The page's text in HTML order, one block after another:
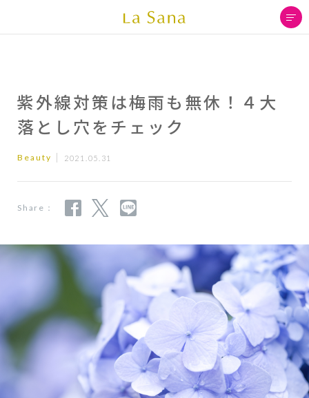
紫外線対策は梅雨も無休！４大
落とし穴をチェック
Beauty 2021.05.31
Share：